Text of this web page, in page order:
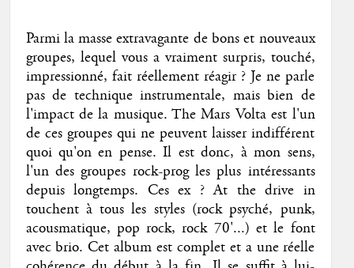
Parmi la masse extravagante de bons et nouveaux
groupes, lequel vous a vraiment surpris, touché,
impressionné, fait réellement réagir ? Je ne parle
pas de technique instrumentale, mais bien de
l'impact de la musique. The Mars Volta est l'un
de ces groupes qui ne peuvent laisser indifférent
quoi qu'on en pense. Il est donc, à mon sens,
l'un des groupes rock-prog les plus intéressants
depuis longtemps. Ces ex ? At the drive in
touchent à tous les styles (rock psyché, punk,
acousmatique, pop rock, rock 70'...) et le font
avec brio. Cet album est complet et a une réelle